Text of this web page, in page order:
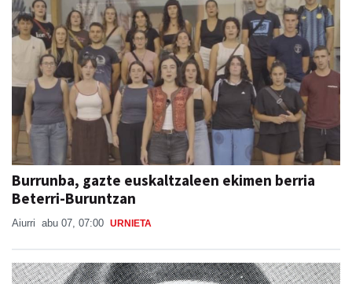
Burrunba, gazte euskaltzaleen ekimen berria
Beterri-Buruntzan
Aiurri abu 07, 07:00 URNIETA